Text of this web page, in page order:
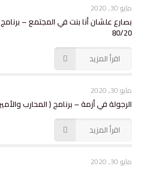
مايو 30, 2020
بصارع علشان أنا بنت في المجتمع –
80/20
اقرأ المزيد
مايو 30, 2020
الرجولة في أزمة – برنامج ( المحارب والأميرة )
اقرأ المزيد
مايو 30, 2020